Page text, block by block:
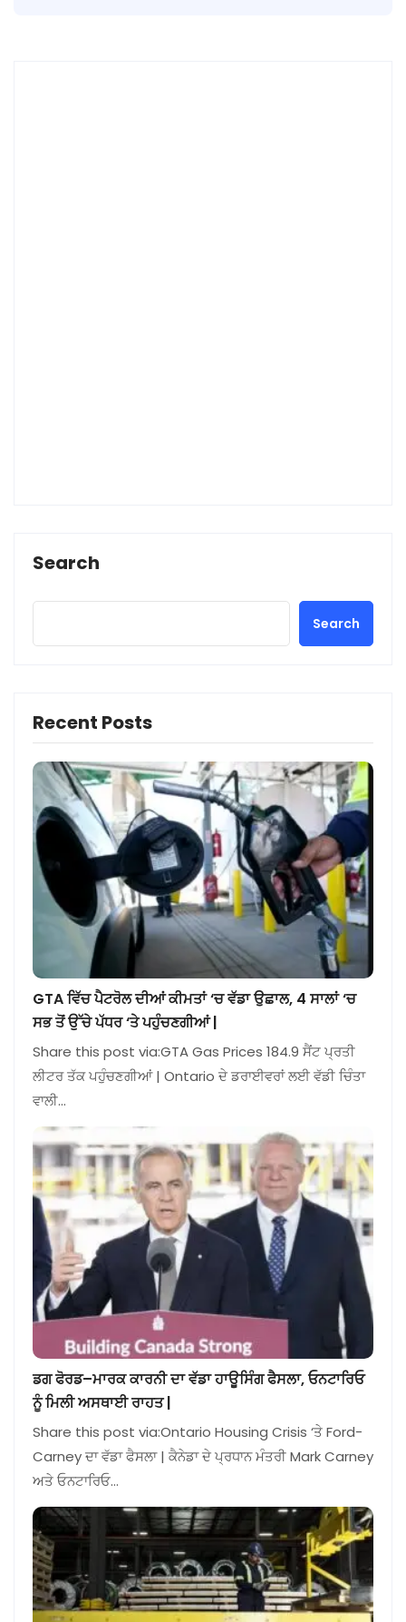
Search
Search
Recent Posts
GTA ਵਿੱਚ ਪੈਟਰੋਲ ਦੀਆਂ ਕੀਮਤਾਂ ‘ਚ ਵੱਡਾ ਉਛਾਲ, 4 ਸਾਲਾਂ ‘ਚ
ਸਭ ਤੋਂ ਉੱਚੇ ਪੱਧਰ ‘ਤੇ ਪਹੁੰਚਣਗੀਆਂ |
Share this post via:GTA Gas Prices 184.9 ਸੈਂਟ ਪ੍ਰਤੀ
ਲੀਟਰ ਤੱਕ ਪਹੁੰਚਣਗੀਆਂ | Ontario ਦੇ ਡਰਾਈਵਰਾਂ ਲਈ ਵੱਡੀ ਚਿੰਤਾ
ਵਾਲੀ…
ਡਗ ਫੋਰਡ–ਮਾਰਕ ਕਾਰਨੀ ਦਾ ਵੱਡਾ ਹਾਊਸਿੰਗ ਫੈਸਲਾ, ਓਨਟਾਰਿਓ
ਨੂੰ ਮਿਲੀ ਅਸਥਾਈ ਰਾਹਤ |
Share this post via:Ontario Housing Crisis ‘ਤੇ Ford-
Carney ਦਾ ਵੱਡਾ ਫੈਸਲਾ | ਕੈਨੇਡਾ ਦੇ ਪ੍ਰਧਾਨ ਮੰਤਰੀ Mark Carney
ਅਤੇ ਓਨਟਾਰਿਓ…